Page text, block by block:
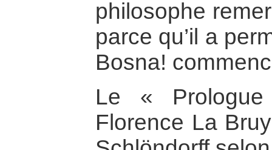
philosophe
parce qu’il a
Bosna!
Le «
Florence La